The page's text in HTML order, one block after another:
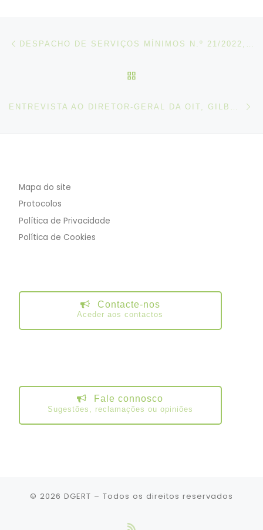
Post navigation
Mapa do site
Protocolos
Política de Privacidade
Política de Cookies
Contacte-nos
Aceder aos contactos
Fale connosco
Sugestões, reclamações ou opiniões
© 2026 DGERT – Todos os direitos reservados